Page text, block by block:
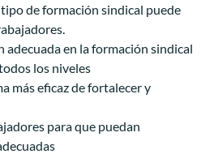
de formación sindical puede
adecuada en la formación sindical
los niveles
más eficaz de fortalecer y
para que puedan